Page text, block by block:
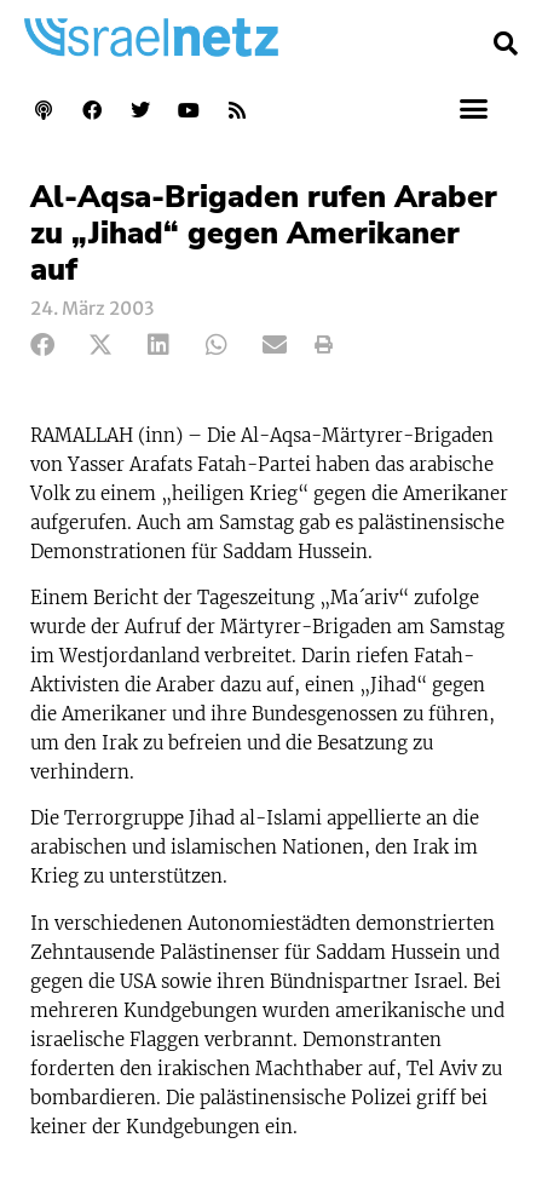
Al-Aqsa-Brigaden rufen Araber
zu „Jihad“ gegen Amerikaner
auf
24. März 2003
RAMALLAH (inn) – Die Al-Aqsa-Märtyrer-Brigaden
von Yasser Arafats Fatah-Partei haben das arabische
Volk zu einem „heiligen Krieg“ gegen die Amerikaner
aufgerufen. Auch am Samstag gab es palästinensische
Demonstrationen für Saddam Hussein.
Einem Bericht der Tageszeitung „Ma´ariv“ zufolge
wurde der Aufruf der Märtyrer-Brigaden am Samstag
im Westjordanland verbreitet. Darin riefen Fatah-
Aktivisten die Araber dazu auf, einen „Jihad“ gegen
die Amerikaner und ihre Bundesgenossen zu führen,
um den Irak zu befreien und die Besatzung zu
verhindern.
Die Terrorgruppe Jihad al-Islami appellierte an die
arabischen und islamischen Nationen, den Irak im
Krieg zu unterstützen.
In verschiedenen Autonomiestädten demonstrierten
Zehntausende Palästinenser für Saddam Hussein und
gegen die USA sowie ihren Bündnispartner Israel. Bei
mehreren Kundgebungen wurden amerikanische und
israelische Flaggen verbrannt. Demonstranten
forderten den irakischen Machthaber auf, Tel Aviv zu
bombardieren. Die palästinensische Polizei griff bei
keiner der Kundgebungen ein.